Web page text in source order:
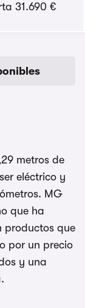
31.690 €
metros de
eléctrico y
MG
que ha
productos que
por un precio
y una